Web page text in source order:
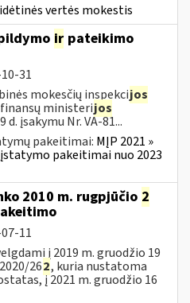
vertės mokestis
ir pateikimo
31
mokesčių inspekcijos
ministerijos
įsakymu Nr. VA-81...
pakeitimai: MĮP 2021 »
pakeitimai nuo 2023
2010 m. rugpjūčio 2
11
į 2019 m. gruodžio 19
262, kuria nustatoma
į 2021 m. gruodžio 16